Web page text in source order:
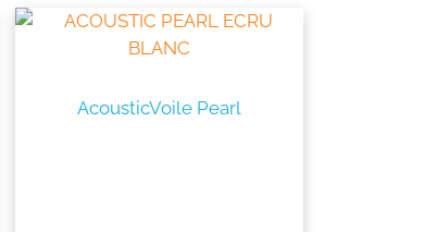
AcousticVoile Pearl